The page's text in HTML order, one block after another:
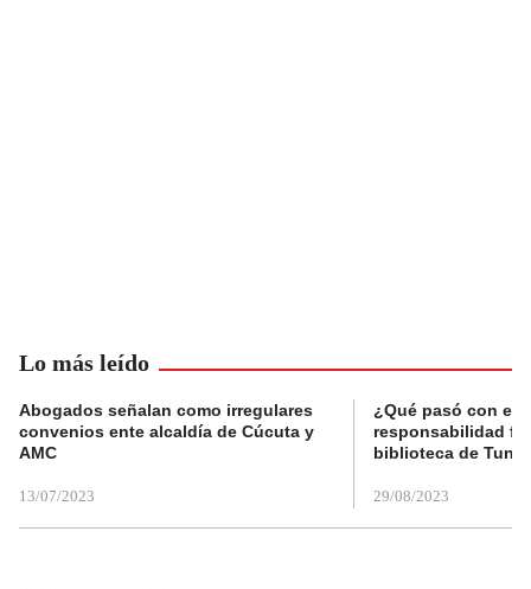
Lo más leído
Abogados señalan como irregulares
convenios ente alcaldía de Cúcuta y
AMC
13/07/2023
¿Qué pasó con el
responsabilidad
biblioteca de
29/08/2023